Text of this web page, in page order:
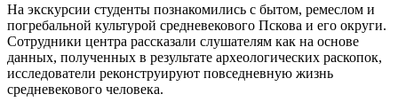
На экскурсии студенты познакомились с бытом, ремеслом и
погребальной культурой средневекового Пскова и его округи.
Сотрудники центра рассказали слушателям как на основе
данных, полученных в результате археологических раскопок,
исследователи реконструируют повседневную жизнь
средневекового человека.